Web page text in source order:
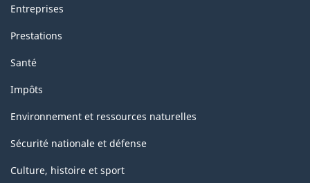
Entreprises
Prestations
Santé
Impôts
Environnement et ressources naturelles
Sécurité nationale et défense
Culture, histoire et sport